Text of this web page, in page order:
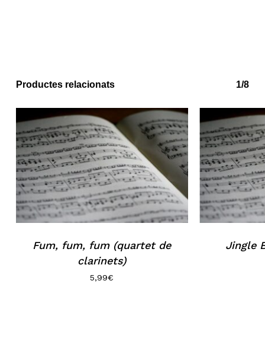
Productes relacionats 1/8
Fum, fum, fum (quartet de
clarinets)
5,99€
Jingle